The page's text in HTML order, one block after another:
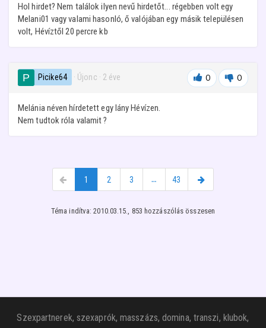
Hol hirdet? Nem találok ilyen nevű hirdetőt... régebben volt egy
Melani01 vagy valami hasonló, ő valójában egy másik településen
volt, Hévíztől 20 percre kb
Picike64 · Újonc · 2 éve 0 0
Melánia néven hírdetett egy lány Hévízen.
Nem tudtok róla valamit ?
1 2 3 … 43
Téma indítva: 2010.03.15., 853 hozzászólás összesen
Szexpartnerek, szexaprók, masszázs, domina, transzi, klubok,